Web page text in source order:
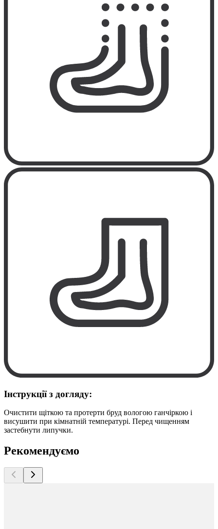
Інструкції з догляду:
Очистити щіткою та протерти бруд вологою ганчіркою і
висушити при кімнатній температурі. Перед чищенням
застебнути липучки.
Рекомендуємо